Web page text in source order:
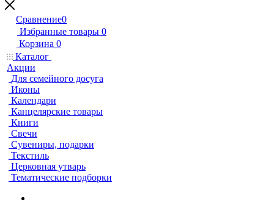
Сравнение0
Избранные товары 0
Корзина 0
Каталог
Акции
Для семейного досуга
Иконы
Календари
Канцелярские товары
Книги
Свечи
Сувениры, подарки
Текстиль
Церковная утварь
Тематические подборки